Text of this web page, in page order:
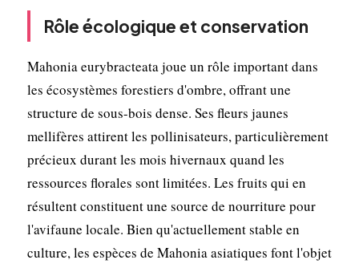
Rôle écologique et conservation
Mahonia eurybracteata joue un rôle important dans
les écosystèmes forestiers d'ombre, offrant une
structure de sous-bois dense. Ses fleurs jaunes
mellifères attirent les pollinisateurs, particulièrement
précieux durant les mois hivernaux quand les
ressources florales sont limitées. Les fruits qui en
résultent constituent une source de nourriture pour
l'avifaune locale. Bien qu'actuellement stable en
culture, les espèces de Mahonia asiatiques font l'objet